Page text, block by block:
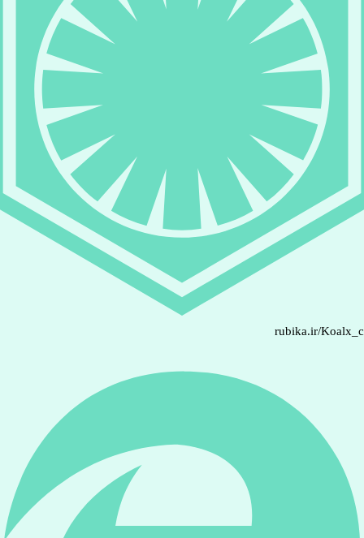
rubika.ir/